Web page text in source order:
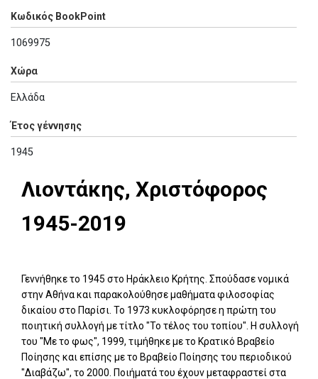
Κωδικός BookPoint
1069975
Χώρα
Ελλάδα
Έτος γέννησης
1945
Λιοντάκης, Χριστόφορος
1945-2019
Γεννήθηκε το 1945 στο Ηράκλειο Κρήτης. Σπούδασε νομικά
στην Αθήνα και παρακολούθησε μαθήματα φιλοσοφίας
δικαίου στο Παρίσι. Το 1973 κυκλοφόρησε η πρώτη του
ποιητική συλλογή με τίτλο "Το τέλος του τοπίου". Η συλλογή
του "Με το φως", 1999, τιμήθηκε με το Κρατικό Βραβείο
Ποίησης και επίσης με το Βραβείο Ποίησης του περιοδικού
"Διαβάζω", το 2000. Ποιήματά του έχουν μεταφραστεί στα